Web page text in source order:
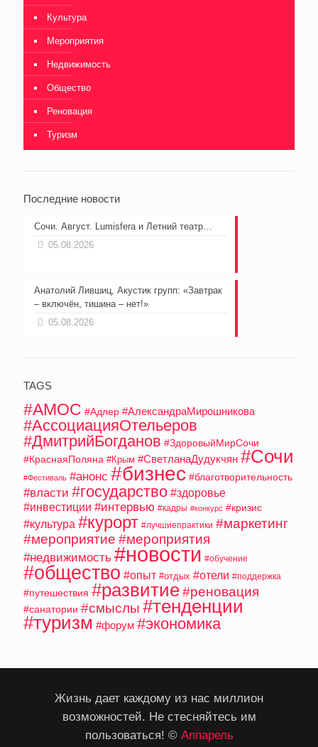
Культура
Мероприятия
Недвижимость
Общество
Реновация
Туризм
Последние новости
Сочи. Август. Lumisfera и Летний театр…
05.08.2026
Анатолий Лившиц, Акустик групп: «Завтрак
– включён, тишина – нет!»
05.08.2026
TAGS
#АМОС #Адлер #АлександраМирошникова
#АссоциацияОтельеров
#ДмитрийБогданов #ЗдоровыйМирСочи
#КраснаяПоляна #Крым #СветланаДудукчян #Сочи
#Фестиваль #анонс #бизнес #благотворительность
#власти #государство #здоровье
#инвестиции #интервью #кадры #конкурс #кризис
#культура #курорт #лучшиепрактики #маркетинг
#мероприятие #мероприятия
#недвижимость #новости #обучение
#общество #опыт #отдых #отели #поддержка
#путешествия #развитие#реновация
#санатории #смыслы #тенденции
#туризм #форум #экономика
Жизнь дает каждому из нас миллион
возможностей. Не стесняйтесь им
пользоваться! © Аппарель